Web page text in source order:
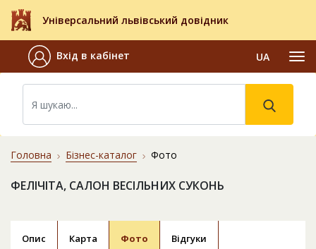
Універсальний львівський довідник
Вхід в кабінет UA
Головна Бізнес-каталог Фото
ФЕЛІЧІТА, САЛОН ВЕСІЛЬНИХ СУКОНЬ
Опис Карта Фото Відгуки